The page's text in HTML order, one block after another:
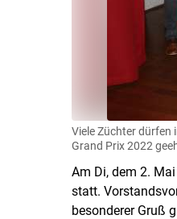
Viele Züchter dürfen
Grand Prix 2022
Am Di, dem 2.
statt.
besonderer Gruß